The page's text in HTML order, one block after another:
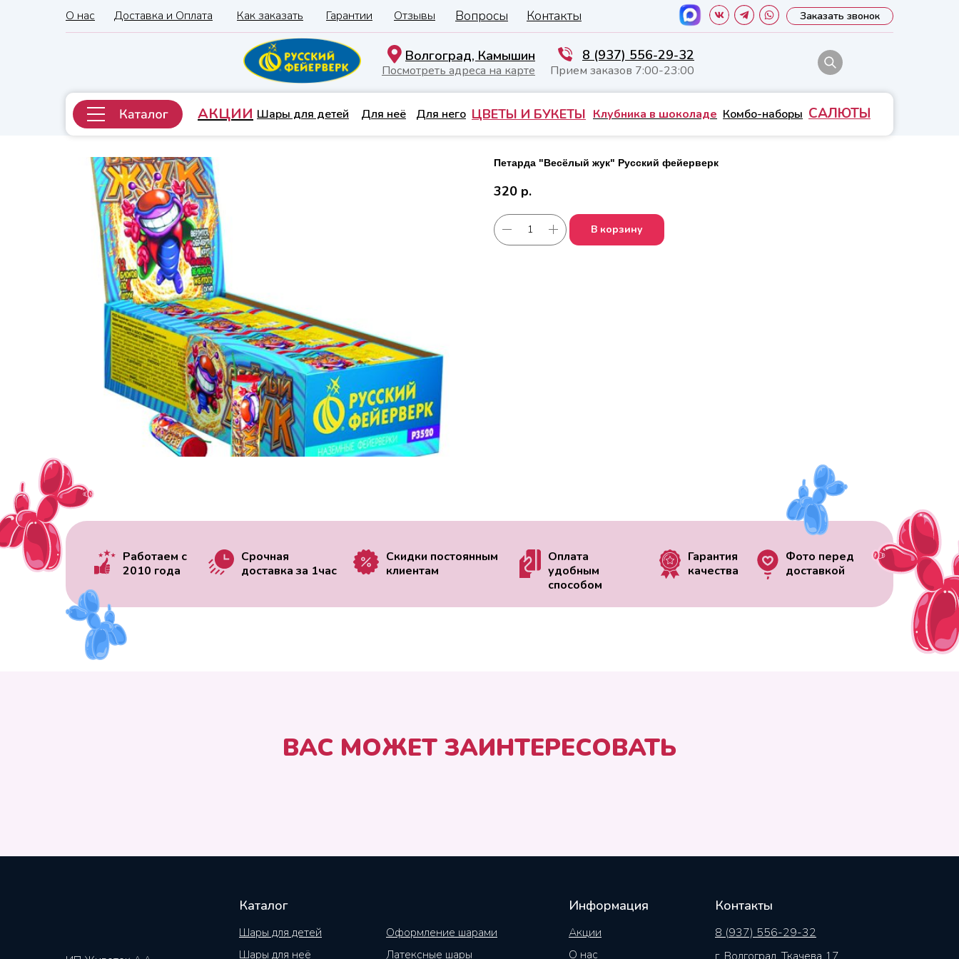
О нас Доставка и Оплата Как заказать Гарантии Отзывы Вопросы
8 (937) 556-29-32
Прием заказов 7:00-23:00
Заказать звонок
Волгоград, Камышин
АКЦИИ Шары для детей Для неё ЦВЕТЫ И БУКЕТЫ Клубника в шоколаде Комбо-наборы
Для него САЛЮТЫ
Контакты
Посмотреть адреса на карте
Петарда "Весёлый жук" Русский фейерверк
320 р.
В корзину
Работаем с
2010 года
Срочная
доставка за 1час
Скидки постоянным
клиентам
Оплата
удобным
способом
Гарантия
качества
Фото перед
доставкой
ВАС МОЖЕТ ЗАИНТЕРЕСОВАТЬ
Каталог
Шары для детей
Шары для неё
Оформление шарами
Латексные шары
Информация
Акции
О нас
Контакты
8 (937) 556-29-32